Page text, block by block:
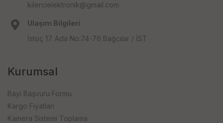
kilercielektronik@gmail.com
Ulaşım Bilgileri
İstoç 17. Ada No:74-76 Bağcılar / İST
Kurumsal
Bayi Başvuru Formu
Kargo Fiyatları
Kamera Sistemi Toplama